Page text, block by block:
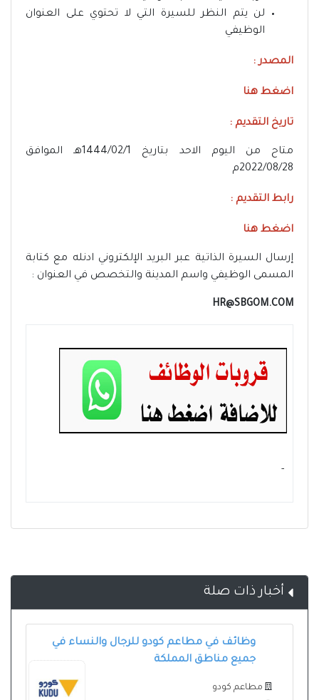
لن يتم النظر للسيرة التي لا تحتوي على العنوان
الوظيفي
المصدر :
اضغط هنا
تاريخ التقديم :
متاح من اليوم الاحد بتاريخ 1444/02/1هـ الموافق
2022/08/28م
رابط التقديم :
اضغط هنا
إرسال السيرة الذاتية عبر البريد الإلكتروني ادنله مع كتابة
المسمى الوظيفي واسم المدينة والتخصص في العنوان :
HR@SBGOM.COM
- ‏
أخبار ذات صلة
وظائف في مطاعم كودو للرجال والنساء في
جميع مناطق المملكة
مطاعم كودو